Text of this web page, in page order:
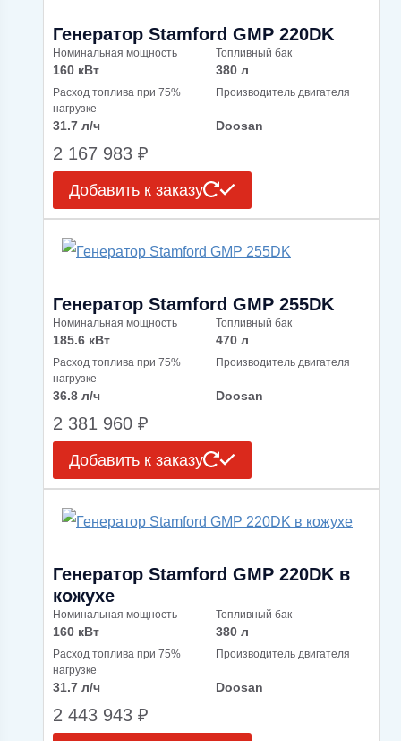
Генератор Stamford GMP 220DK
Номинальная мощность
160 кВт
Топливный бак
380 л
Расход топлива при 75%
нагрузке
31.7 л/ч
Производитель двигателя
Doosan
2 167 983 ₽
Добавить к заказу
Генератор Stamford GMP 255DK
Номинальная мощность
185.6 кВт
Топливный бак
470 л
Расход топлива при 75%
нагрузке
36.8 л/ч
Производитель двигателя
Doosan
2 381 960 ₽
Добавить к заказу
Генератор Stamford GMP 220DK в
кожухе
Номинальная мощность
160 кВт
Топливный бак
380 л
Расход топлива при 75%
нагрузке
31.7 л/ч
Производитель двигателя
Doosan
2 443 943 ₽